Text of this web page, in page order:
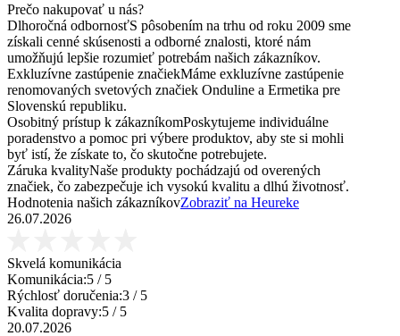
Prečo nakupovať u nás?
Dlhoročná odbornosťS pôsobením na trhu od roku 2009 sme
získali cenné skúsenosti a odborné znalosti, ktoré nám
umožňujú lepšie rozumieť potrebám našich zákazníkov.
Exkluzívne zastúpenie značiekMáme exkluzívne zastúpenie
renomovaných svetových značiek Onduline a Ermetika pre
Slovenskú republiku.
Osobitný prístup k zákazníkomPoskytujeme individuálne
poradenstvo a pomoc pri výbere produktov, aby ste si mohli
byť istí, že získate to, čo skutočne potrebujete.
Záruka kvalityNaše produkty pochádzajú od overených
značiek, čo zabezpečuje ich vysokú kvalitu a dlhú životnosť.
Hodnotenia našich zákazníkovZobraziť na Heureke
26.07.2026
Skvelá komunikácia
Komunikácia:5 / 5
Rýchlosť doručenia:3 / 5
Kvalita dopravy:5 / 5
20.07.2026